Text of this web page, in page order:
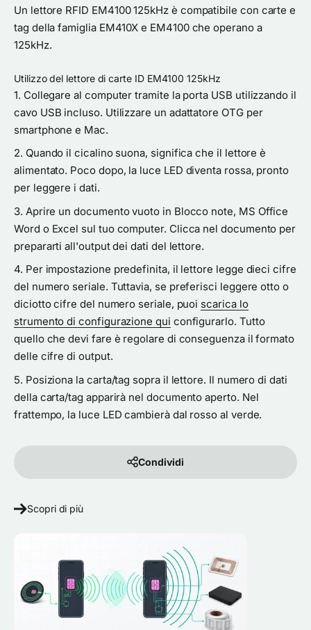
Un lettore RFID EM4100 125kHz è compatibile con carte e
tag della famiglia EM410X e EM4100 che operano a
125kHz.
Utilizzo del lettore di carte ID EM4100 125kHz
Collegare al computer tramite la porta USB utilizzando il
cavo USB incluso. Utilizzare un adattatore OTG per
smartphone e Mac.
Quando il cicalino suona, significa che il lettore è
alimentato. Poco dopo, la luce LED diventa rossa, pronto
per leggere i dati.
Aprire un documento vuoto in Blocco note, MS Office
Word o Excel sul tuo computer. Clicca nel documento per
prepararti all'output dei dati del lettore.
Per impostazione predefinita, il lettore legge dieci cifre
del numero seriale. Tuttavia, se preferisci leggere otto o
diciotto cifre del numero seriale, puoi scarica lo
strumento di configurazione qui configurarlo. Tutto
quello che devi fare è regolare di conseguenza il formato
delle cifre di output.
Posiziona la carta/tag sopra il lettore. Il numero di dati
della carta/tag apparirà nel documento aperto. Nel
frattempo, la luce LED cambierà dal rosso al verde.
Condividi
Scopri di più